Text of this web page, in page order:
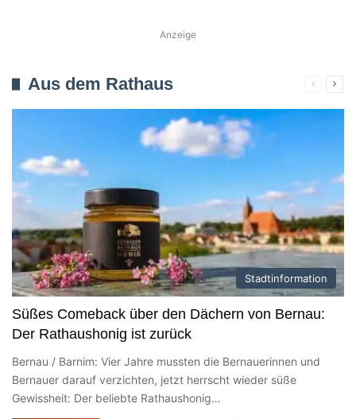
Anzeige
Aus dem Rathaus
Verherige
Stadtinformation
Süßes Comeback über den Dächern von Bernau:
Der Rathaushonig ist zurück
Bernau / Barnim: Vier Jahre mussten die Bernauerinnen und
Bernauer darauf verzichten, jetzt herrscht wieder süße
Gewissheit: Der beliebte Rathaushonig…